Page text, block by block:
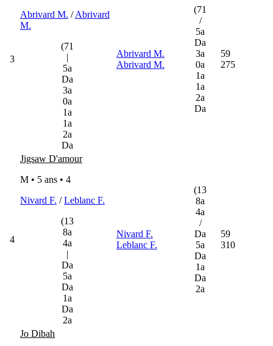
3
Abrivard M. /Abrivard
M.
(71
|
5a
Da
3a
0a
1a
1a
2a
Da
Abrivard M.
Abrivard M.
(71
/
5a
Da
3a
0a
1a
1a
2a
Da
59
275
4
Jigsaw D'amour
M • 5 ans • 4
Nivard F. /Leblanc F.
(13
8a
4a
|
Da
5a
Da
1a
Da
2a
Nivard F.
Leblanc F.
(13
8a
4a
/
Da
5a
Da
1a
Da
2a
59
310
Jo Dibah